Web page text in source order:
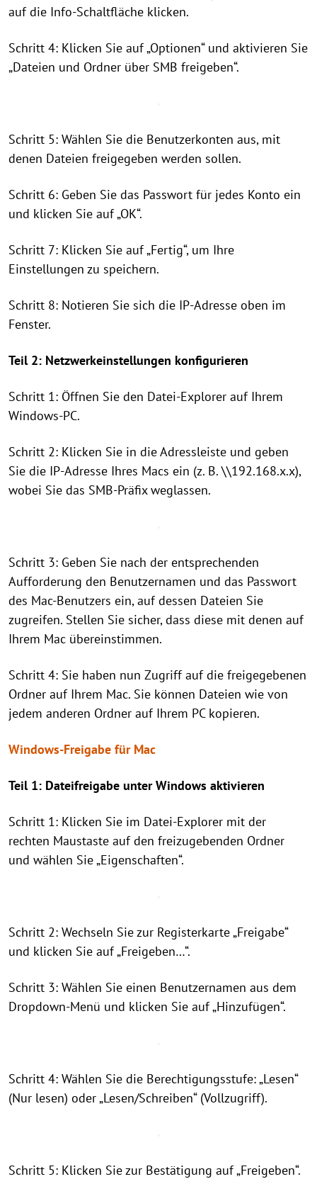
auf die Info-Schaltfläche klicken.
Schritt 4: Klicken Sie auf „Optionen“ und aktivieren Sie
„Dateien und Ordner über SMB freigeben“.
Schritt 5: Wählen Sie die Benutzerkonten aus, mit
denen Dateien freigegeben werden sollen.
Schritt 6: Geben Sie das Passwort für jedes Konto ein
und klicken Sie auf „OK“.
Schritt 7: Klicken Sie auf „Fertig“, um Ihre
Einstellungen zu speichern.
Schritt 8: Notieren Sie sich die IP-Adresse oben im
Fenster.
Teil 2: Netzwerkeinstellungen konfigurieren
Schritt 1: Öffnen Sie den Datei-Explorer auf Ihrem
Windows-PC.
Schritt 2: Klicken Sie in die Adressleiste und geben
Sie die IP-Adresse Ihres Macs ein (z. B. \\192.168.x.x),
wobei Sie das SMB-Präfix weglassen.
Schritt 3: Geben Sie nach der entsprechenden
Aufforderung den Benutzernamen und das Passwort
des Mac-Benutzers ein, auf dessen Dateien Sie
zugreifen. Stellen Sie sicher, dass diese mit denen auf
Ihrem Mac übereinstimmen.
Schritt 4: Sie haben nun Zugriff auf die freigegebenen
Ordner auf Ihrem Mac. Sie können Dateien wie von
jedem anderen Ordner auf Ihrem PC kopieren.
Windows-Freigabe für Mac
Teil 1: Dateifreigabe unter Windows aktivieren
Schritt 1: Klicken Sie im Datei-Explorer mit der
rechten Maustaste auf den freizugebenden Ordner
und wählen Sie „Eigenschaften“.
Schritt 2: Wechseln Sie zur Registerkarte „Freigabe“
und klicken Sie auf „Freigeben…“.
Schritt 3: Wählen Sie einen Benutzernamen aus dem
Dropdown-Menü und klicken Sie auf „Hinzufügen“.
Schritt 4: Wählen Sie die Berechtigungsstufe: „Lesen“
(Nur lesen) oder „Lesen/Schreiben“ (Vollzugriff).
Schritt 5: Klicken Sie zur Bestätigung auf „Freigeben“.